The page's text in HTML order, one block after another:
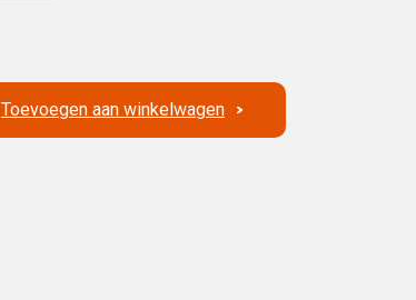
Toevoegen aan winkelwagen